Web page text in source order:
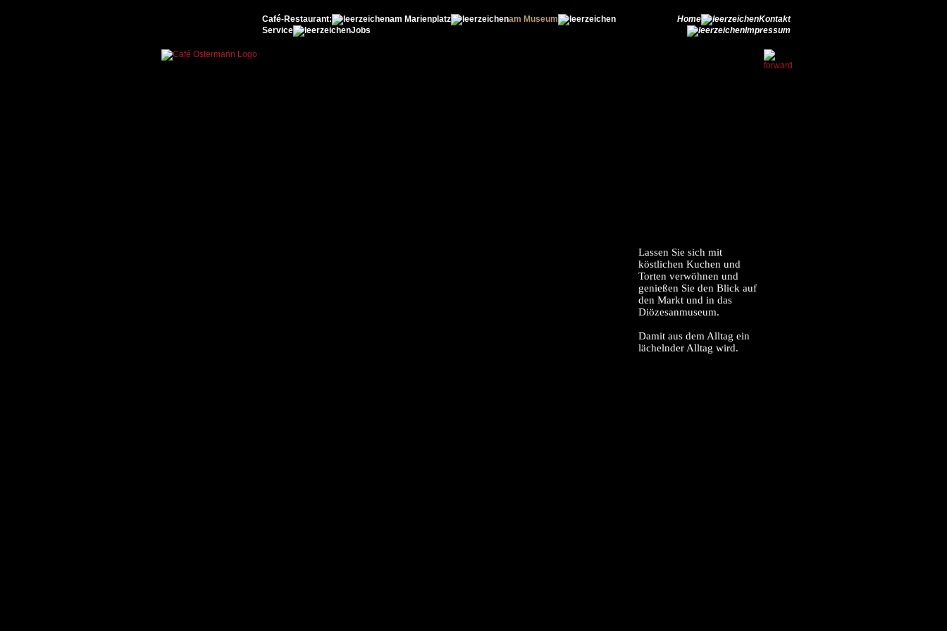
Café-Restaurant: am Marienplatz
am Museum
Service
Jobs
Home
Kontakt
Impressum
Lassen Sie sich mit
köstlichen Kuchen und
Torten verwöhnen und
genießen Sie den Blick auf
den Markt und in das
Diözesanmuseum.
Damit aus dem Alltag ein
lächelnder Alltag wird.